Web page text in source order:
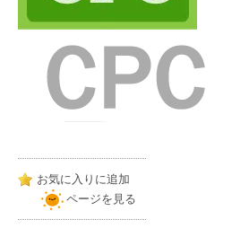
お気に入りに追加
ページを見る